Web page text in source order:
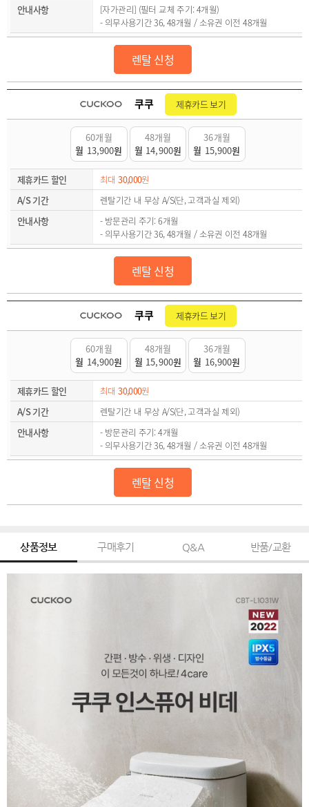
안내사항
[자가관리] (필터 교체 주기: 4개월)
- 의무사용기간 36, 48개월 / 소유권 이전 48개월
렌탈 신청
쿠쿠 제휴카드 보기
60개월
월 13,900원
48개월
월 14,900원
36개월
월 15,900원
제휴카드 할인 최대30,000원
A/S 기간
렌탈기간 내 무상 A/S(단, 고객과실 제외)
안내사항
- 방문관리 주기: 6개월
- 의무사용기간 36, 48개월 / 소유권 이전 48개월
렌탈 신청
쿠쿠 제휴카드 보기
60개월
월 14,900원
48개월
월 15,900원
36개월
월 16,900원
제휴카드 할인 최대30,000원
A/S 기간
렌탈기간 내 무상 A/S(단, 고객과실 제외)
안내사항
- 방문관리 주기: 4개월
- 의무사용기간 36, 48개월 / 소유권 이전 48개월
렌탈 신청
상품정보 구매후기 Q&A 반품/교환